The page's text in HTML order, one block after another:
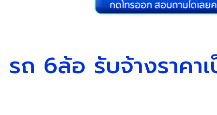
รถ 6ล้อ รับจ้างราคา